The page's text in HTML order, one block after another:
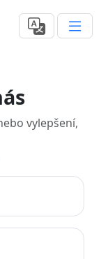
vylepšení,